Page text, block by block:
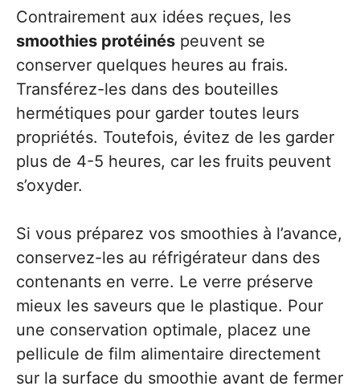
Contrairement aux idées reçues, les
smoothies protéinés peuvent se
conserver quelques heures au frais.
Transférez-les dans des bouteilles
hermétiques pour garder toutes leurs
propriétés. Toutefois, évitez de les garder
plus de 4-5 heures, car les fruits peuvent
s’oxyder.
Si vous préparez vos smoothies à l’avance,
conservez-les au réfrigérateur dans des
contenants en verre. Le verre préserve
mieux les saveurs que le plastique. Pour
une conservation optimale, placez une
pellicule de film alimentaire directement
sur la surface du smoothie avant de fermer